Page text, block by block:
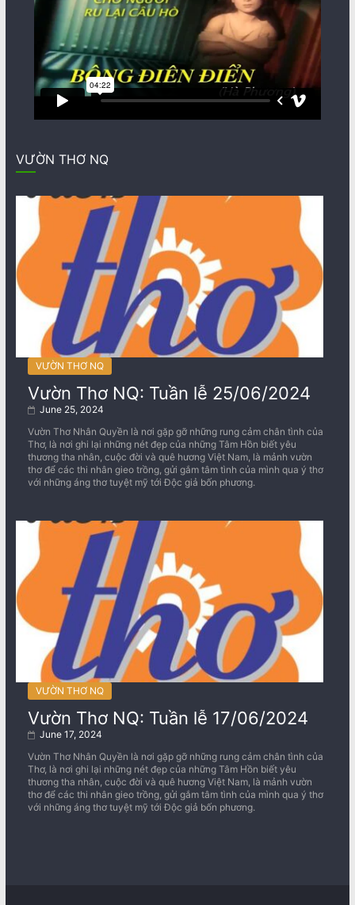
VƯỜN THƠ NQ
VƯỜN THƠ NQ
Vườn Thơ NQ: Tuần lễ 25/06/2024
June 25, 2024
Vườn Thơ Nhân Quyền là nơi gặp gỡ những rung cảm chân tình của
Thơ, là nơi ghi lại những nét đẹp của những Tâm Hồn biết yêu
thương tha nhân, cuộc đời và quê hương Việt Nam, là mảnh vườn
thơ để các thi nhân gieo trồng, gửi gắm tâm tình của mình qua ý thơ
với những áng thơ tuyệt mỹ tới Độc giả bốn phương.
VƯỜN THƠ NQ
Vườn Thơ NQ: Tuần lễ 17/06/2024
June 17, 2024
Vườn Thơ Nhân Quyền là nơi gặp gỡ những rung cảm chân tình của
Thơ, là nơi ghi lại những nét đẹp của những Tâm Hồn biết yêu
thương tha nhân, cuộc đời và quê hương Việt Nam, là mảnh vườn
thơ để các thi nhân gieo trồng, gửi gắm tâm tình của mình qua ý thơ
với những áng thơ tuyệt mỹ tới Độc giả bốn phương.